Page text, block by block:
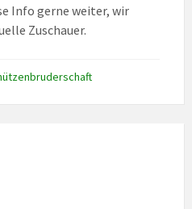
Info gerne weiter, wir
Zuschauer.